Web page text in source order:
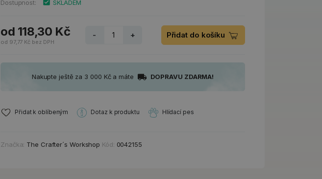
Dostupnost: SKLADEM
od 118,30 Kč
od 97,77 Kč bez DPH
- + Přidat do košíku
Nakupte ještě za 3 000 Kč a máte DOPRAVU ZDARMA!
Přidat k oblíbeným Dotaz k produktu Hlídací pes
Značka: The Crafter´s Workshop Kód: 0042155